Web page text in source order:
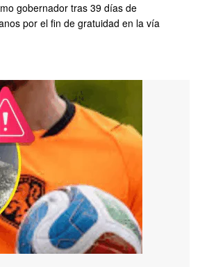
gobernador tras 39 días de
por el fin de gratuidad en la vía